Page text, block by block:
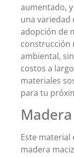
aumentado,
una variedad
adopción de
construcción
ambiental,
costos a
materiales
para tu
Este material
madera